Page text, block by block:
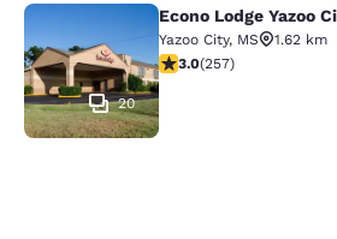
Econo Lodge Yazoo
20
Econo Lodge Yazoo
Yazoo City, MS
1.62 km
calificación de 3.04
3.0(257)